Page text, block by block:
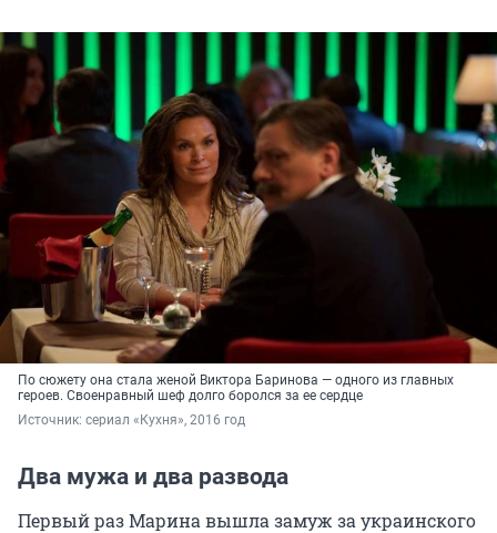
По сюжету она стала женой Виктора Баринова — одного из главных
героев. Своенравный шеф долго боролся за ее сердце
Источник: сериал «Кухня», 2016 год
Два мужа и два развода
Первый раз Марина вышла замуж за украинского